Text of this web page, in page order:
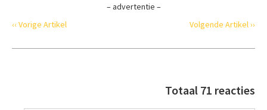
– advertentie –
‹‹ Vorige Artikel
Volgende Artikel ››
Totaal 71 reacties